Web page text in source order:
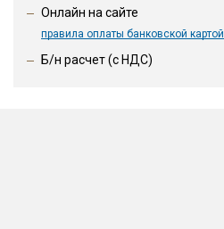
Онлайн на сайте
правила оплаты банковской картой
Б/н расчет (c НДС)